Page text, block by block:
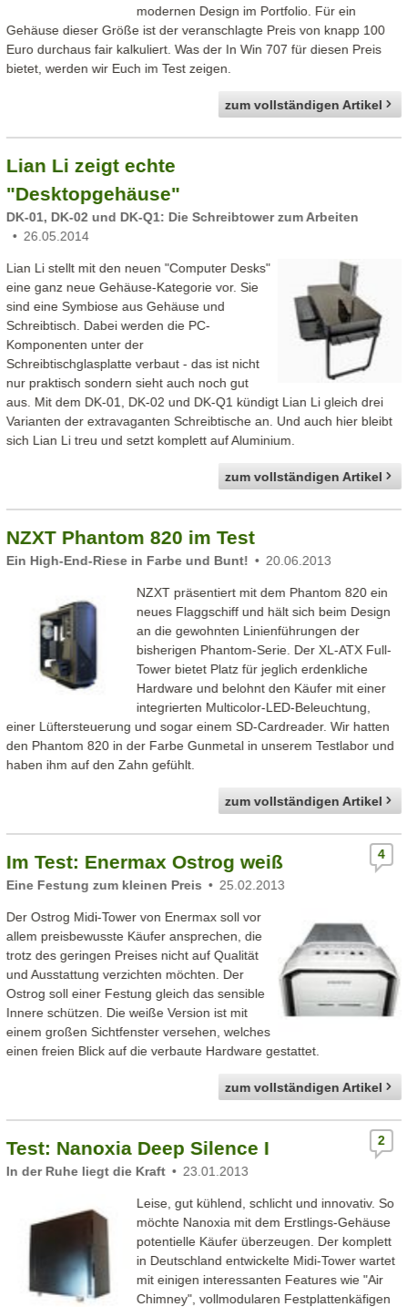
modernen Design im Portfolio. Für ein
Gehäuse dieser Größe ist der veranschlagte Preis von knapp 100
Euro durchaus fair kalkuliert. Was der In Win 707 für diesen Preis
bietet, werden wir Euch im Test zeigen.
zum vollständigen Artikel
Lian Li zeigt echte
"Desktopgehäuse"
DK-01, DK-02 und DK-Q1: Die Schreibtower zum Arbeiten
26.05.2014
Lian Li stellt mit den neuen "Computer Desks"
eine ganz neue Gehäuse-Kategorie vor. Sie
sind eine Symbiose aus Gehäuse und
Schreibtisch. Dabei werden die PC-
Komponenten unter der
Schreibtischglasplatte verbaut - das ist nicht
nur praktisch sondern sieht auch noch gut
aus. Mit dem DK-01, DK-02 und DK-Q1 kündigt Lian Li gleich drei
Varianten der extravaganten Schreibtische an. Und auch hier bleibt
sich Lian Li treu und setzt komplett auf Aluminium.
zum vollständigen Artikel
NZXT Phantom 820 im Test
Ein High-End-Riese in Farbe und Bunt! 20.06.2013
NZXT präsentiert mit dem Phantom 820 ein
neues Flaggschiff und hält sich beim Design
an die gewohnten Linienführungen der
bisherigen Phantom-Serie. Der XL-ATX Full-
Tower bietet Platz für jeglich erdenkliche
Hardware und belohnt den Käufer mit einer
integrierten Multicolor-LED-Beleuchtung,
einer Lüftersteuerung und sogar einem SD-Cardreader. Wir hatten
den Phantom 820 in der Farbe Gunmetal in unserem Testlabor und
haben ihm auf den Zahn gefühlt.
zum vollständigen Artikel
Im Test: Enermax Ostrog weiß
Eine Festung zum kleinen Preis 25.02.2013
4
Der Ostrog Midi-Tower von Enermax soll vor
allem preisbewusste Käufer ansprechen, die
trotz des geringen Preises nicht auf Qualität
und Ausstattung verzichten möchten. Der
Ostrog soll einer Festung gleich das sensible
Innere schützen. Die weiße Version ist mit
einem großen Sichtfenster versehen, welches
einen freien Blick auf die verbaute Hardware gestattet.
zum vollständigen Artikel
Test: Nanoxia Deep Silence I
In der Ruhe liegt die Kraft 23.01.2013
2
Leise, gut kühlend, schlicht und innovativ. So
möchte Nanoxia mit dem Erstlings-Gehäuse
potentielle Käufer überzeugen. Der komplett
in Deutschland entwickelte Midi-Tower wartet
mit einigen interessanten Features wie "Air
Chimney", vollmodularen Festplattenkäfigen